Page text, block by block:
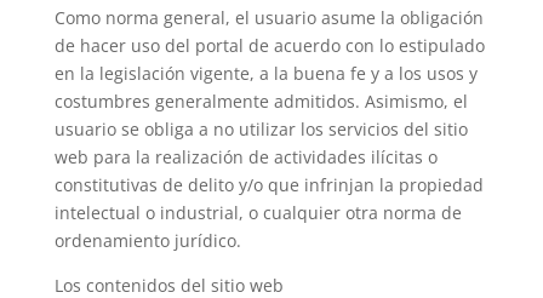
Como norma general, el usuario asume la obligación
de hacer uso del portal de acuerdo con lo estipulado
en la legislación vigente, a la buena fe y a los usos y
costumbres generalmente admitidos. Asimismo, el
usuario se obliga a no utilizar los servicios del sitio
web para la realización de actividades ilícitas o
constitutivas de delito y/o que infrinjan la propiedad
intelectual o industrial, o cualquier otra norma de
ordenamiento jurídico.
Los contenidos del sitio web